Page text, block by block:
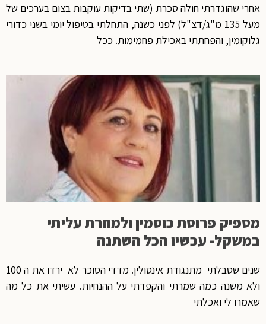
אחרי שהוגדרתי חולה סכרת (שתי בדיקות עוקבות בצום בערכים של
מעל 135 מ"ג/דצ"ל) לפני כשנה, התחלתי בטיפול יומי בשני כדורי
גלוקומין, והפחתתי באכילת פחמימות. ככל
מספיק פרוסת כוסמין ולמחרת עליתי
במשקל- עכשיו הכל השתנה
שנים שסבלתי מתנגודת אינסולין. מדדי הסוכר לא ירדו את ה 100
ולא משנה כמה שמרתי והקפדתי על ההנחיות. עשיתי את כל מה
שאמרו לי ואכלתי